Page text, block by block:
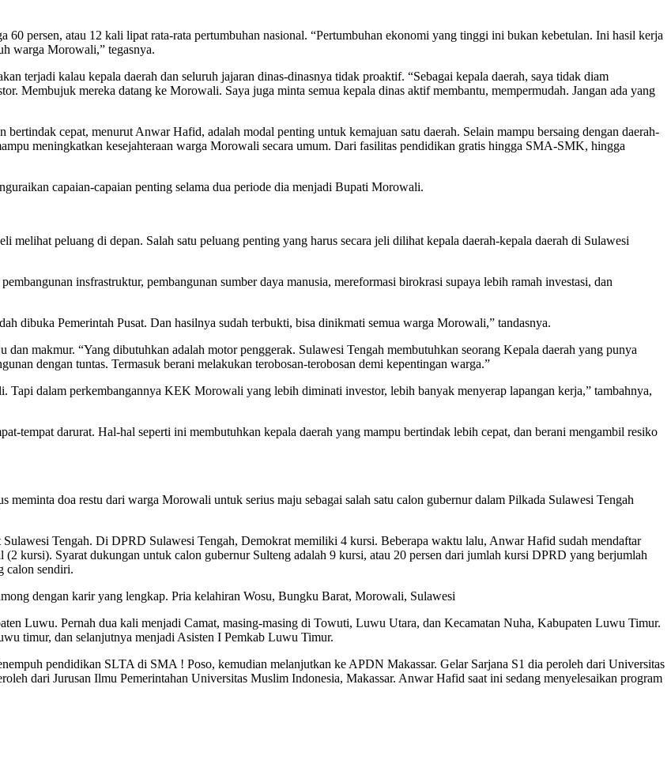
persen, atau 12 kali lipat rata-rata pertumbuhan nasional. “Pertumbuhan ekonomi yang tinggi ini bukan kebetulan. Ini hasil kerja
warga Morowali,” tegasnya.
terjadi kalau kepala daerah dan seluruh jajaran dinas-dinasnya tidak proaktif. “Sebagai kepala daerah, saya tidak diam
Membujuk mereka datang ke Morowali. Saya juga minta semua kepala dinas aktif membantu, mempermudah. Jangan ada yang
cepat, menurut Anwar Hafid, adalah modal penting untuk kemajuan satu daerah. Selain mampu bersaing dengan daerah-
meningkatkan kesejahteraan warga Morowali secara umum. Dari fasilitas pendidikan gratis hingga SMA-SMK, hingga
capaian-capaian penting selama dua periode dia menjadi Bupati Morowali.
peluang di depan. Salah satu peluang penting yang harus secara jeli dilihat kepala daerah-kepala daerah di Sulawesi
insfrastruktur, pembangunan sumber daya manusia, mereformasi birokrasi supaya lebih ramah investasi, dan
dibuka Pemerintah Pusat. Dan hasilnya sudah terbukti, bisa dinikmati semua warga Morowali,” tandasnya.
makmur. “Yang dibutuhkan adalah motor penggerak. Sulawesi Tengah membutuhkan seorang Kepala daerah yang punya
dengan tuntas. Termasuk berani melakukan terobosan-terobosan demi kepentingan warga.”
dalam perkembangannya KEK Morowali yang lebih diminati investor, lebih banyak menyerap lapangan kerja,” tambahnya,
tempat darurat. Hal-hal seperti ini membutuhkan kepala daerah yang mampu bertindak lebih cepat, dan berani mengambil resiko
doa restu dari warga Morowali untuk serius maju sebagai salah satu calon gubernur dalam Pilkada Sulawesi Tengah
Tengah. Di DPRD Sulawesi Tengah, Demokrat memiliki 4 kursi. Beberapa waktu lalu, Anwar Hafid sudah mendaftar
kursi). Syarat dukungan untuk calon gubernur Sulteng adalah 9 kursi, atau 20 persen dari jumlah kursi DPRD yang berjumlah
calon sendiri.
dengan karir yang lengkap. Pria kelahiran Wosu, Bungku Barat, Morowali, Sulawesi
Luwu. Pernah dua kali menjadi Camat, masing-masing di Towuti, Luwu Utara, dan Kecamatan Nuha, Kabupaten Luwu Timur.
timur, dan selanjutnya menjadi Asisten I Pemkab Luwu Timur.
pendidikan SLTA di SMA ! Poso, kemudian melanjutkan ke APDN Makassar. Gelar Sarjana S1 dia peroleh dari Universitas
dari Jurusan Ilmu Pemerintahan Universitas Muslim Indonesia, Makassar. Anwar Hafid saat ini sedang menyelesaikan program